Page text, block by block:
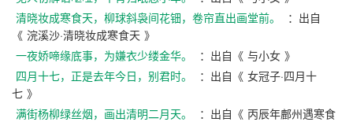
清晓妆成寒食天，柳球斜袅间花钿，卷帘直出画堂前。
：出自
《 浣溪沙·清晓妆成寒食天 》
一夜娇啼缘底事，为嫌衣少缕金华。
：出自《 与小女 》
四月十七，正是去年今日，别君时。
：出自《 女冠子·四月十
七 》
满街杨柳绿丝烟，画出清明二月天。
：出自《 丙辰年鄜州遇寒食